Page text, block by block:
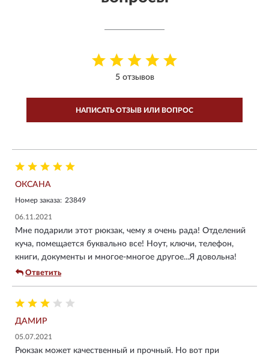
5 отзывов
НАПИСАТЬ ОТЗЫВ ИЛИ ВОПРОС
ОКСАНА
Номер заказа: 23849
06.11.2021
Мне подарили этот рюкзак, чему я очень рада! Отделений
куча, помещается буквально все! Ноут, ключи, телефон,
книги, документы и многое-многое другое...Я довольна!
Ответить
ДАМИР
05.07.2021
Рюкзак может качественный и прочный. Но вот при